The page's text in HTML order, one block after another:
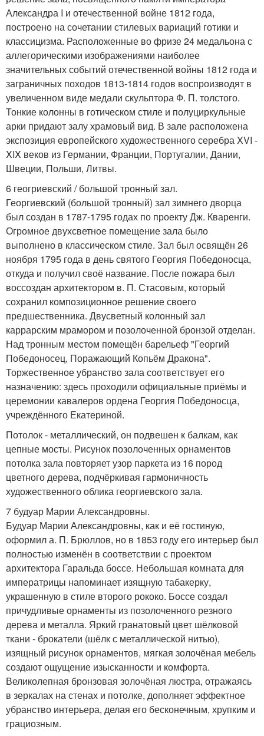
Александра I и отечественной войне 1812 года,
построено на сочетании стилевых вариаций готики и
классицизма. Расположенные во фризе 24 медальона с
аллегорическими изображениями наиболее
значительных событий отечественной войны 1812 года и
заграничных походов 1813-1814 годов воспроизводят в
увеличенном виде медали скульптора Ф. П. толстого.
Тонкие колонны в готическом стиле и полуциркульные
арки придают залу храмовый вид. В зале расположена
экспозиция европейского художественного серебра XVI -
XIX веков из Германии, Франции, Португалии, Дании,
Швеции, Польши, Литвы.
6 геогриевский / большой тронный зал.
Георгиевский (большой тронный) зал зимнего дворца
был создан в 1787-1795 годах по проекту Дж. Кваренги.
Огромное двухсветное помещение зала было
выполнено в классическом стиле. Зал был освящён 26
ноября 1795 года в день святого Георгия Победоносца,
откуда и получил своё название. После пожара был
воссоздан архитектором в. П. Стасовым, который
сохранил композиционное решение своего
предшественника. Двусветный колонный зал
каррарским мрамором и позолоченной бронзой отделан.
Над тронным местом помещён барельеф "Георгий
Победоносец, Поражающий Копьём Дракона".
Торжественное убранство зала соответствует его
назначению: здесь проходили официальные приёмы и
церемонии кавалеров ордена Георгия Победоносца,
учреждённого Екатериной.
Потолок - металлический, он подвешен к балкам, как
цепные мосты. Рисунок позолоченных орнаментов
потолка зала повторяет узор паркета из 16 пород
цветного дерева, подчёркивая гармоничность
художественного облика георгиевского зала.
7 будуар Марии Александровны.
Будуар Марии Александровны, как и её гостиную,
оформил а. П. Брюллов, но в 1853 году его интерьер был
полностью изменён в соответствии с проектом
архитектора Гаральда боссе. Небольшая комната для
императрицы напоминает изящную табакерку,
украшенную в стиле второго рококо. Боссе создал
причудливые орнаменты из позолоченного резного
дерева и металла. Яркий гранатовый цвет шёлковой
ткани - брокатели (шёлк с металлической нитью),
изящный рисунок орнаментов, мягкая золочёная мебель
создают ощущение изысканности и комфорта.
Великолепная бронзовая золочёная люстра, отражаясь
в зеркалах на стенах и потолке, дополняет эффектное
убранство интерьера, делая его бесконечным, хрупким и
грациозным.